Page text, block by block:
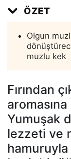
ÖZET
Olgun
muzlu kek
Fırından
Yumuşak
lezzeti ve
hamuruyla